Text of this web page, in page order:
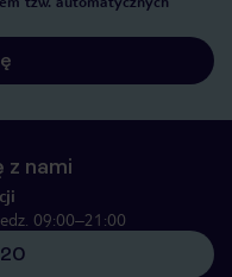
z nami
09:00–21:00